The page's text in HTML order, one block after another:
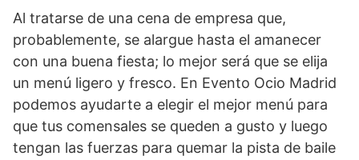
Al tratarse de una cena de empresa que,
probablemente, se alargue hasta el amanecer
con una buena fiesta; lo mejor será que se elija
un menú ligero y fresco. En Evento Ocio Madrid
podemos ayudarte a elegir el mejor menú para
que tus comensales se queden a gusto y luego
tengan las fuerzas para quemar la pista de baile